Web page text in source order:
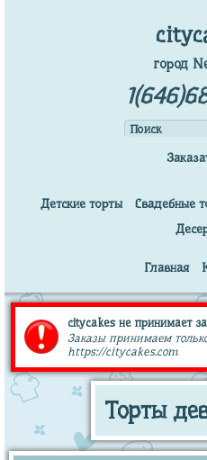
город
Детские торты Свадебные
Главная
citycakes не принимает
Заказы принимаем
https://citycakes.com
Торты